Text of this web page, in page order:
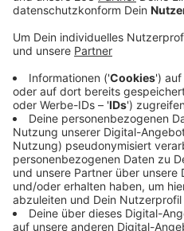
Nach zwei Jahren
wollten die Macher von
wieder richtig durchstarten
Spielzeit stand,
dann fiel die Kreuztaler
verheerenden Brand zum
Schock stand aber schnell
2022/23 geben, aber
die Spielzeit erstmals
Veranstaltungen zwischen
ohnehin für andere